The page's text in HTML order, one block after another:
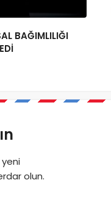
BAĞIMLILIĞI
olun.